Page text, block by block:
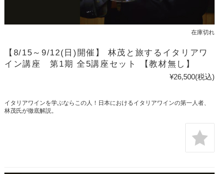
在庫切れ
【8/15～9/12(日)開催】 林茂と旅するイタリアワ
イン講座 第1期 全5講座セット 【教材無し】
¥26,500(税込)
イタリアワインを学ぶならこの人！日本におけるイタリアワインの第一人者、
林茂氏が徹底解説。